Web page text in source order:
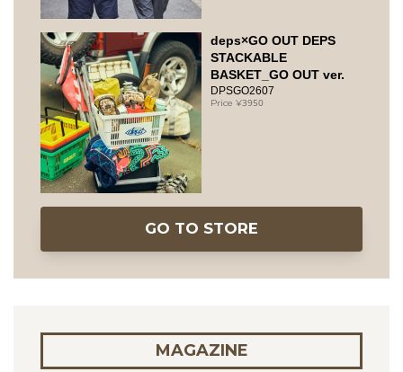
deps×GO OUT DEPS
STACKABLE
BASKET_GO OUT ver.
DPSGO2607
3950
GO TO STORE
MAGAZINE